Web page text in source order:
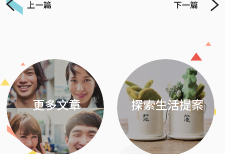
上一篇 下一篇
更多文章 探索生活提案